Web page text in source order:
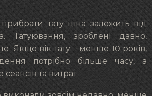
тату ціна залежить від
Татуювання, зроблені давно,
Якщо вік тату – менше 10 років,
потрібно більше часу, а
сеансів та витрат.